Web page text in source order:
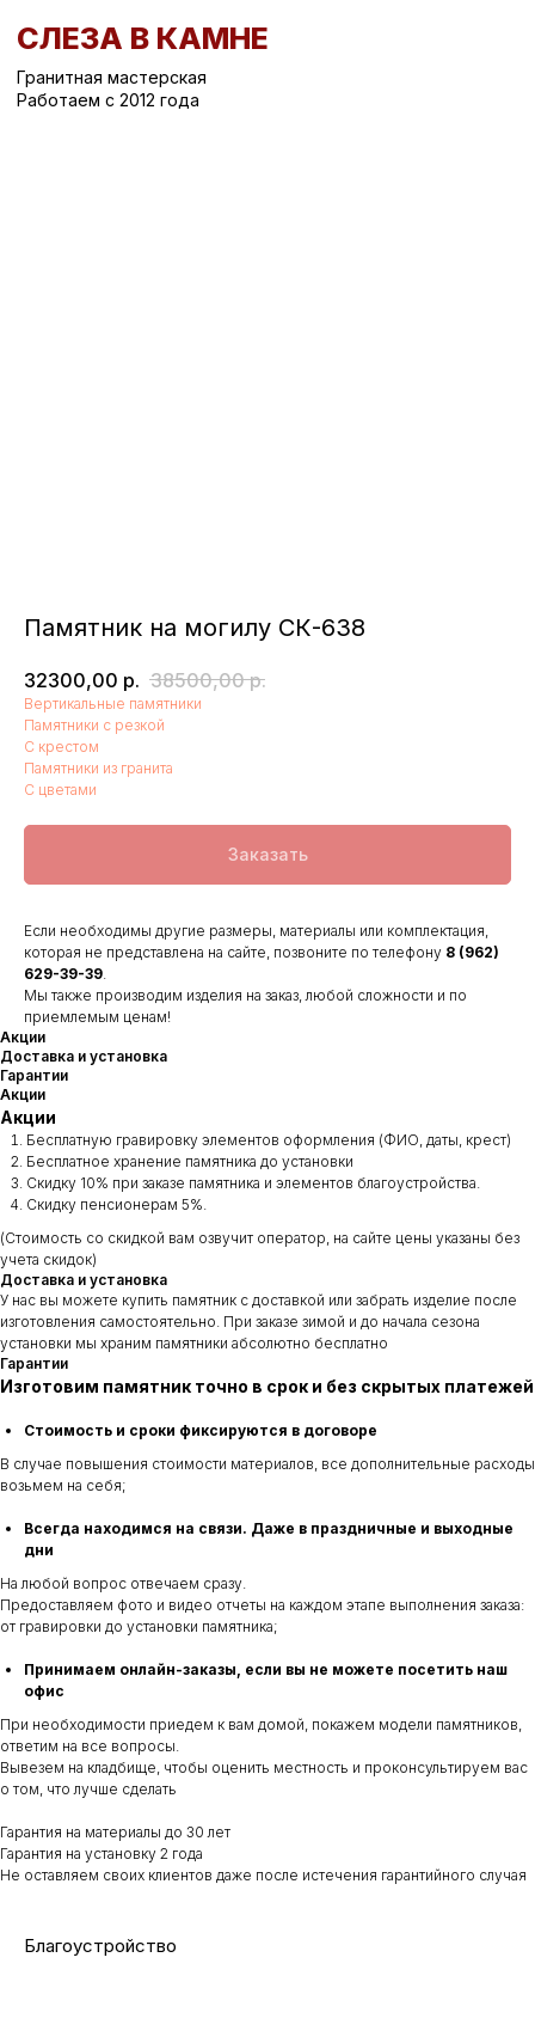
СЛЕЗА В КАМНЕ
Работаем с 2012 года
Вернуться назад / Вертикальные памятники на могилу
Памятник на могилу СК-638
Памятник на могилу СК-638
32300,00 р. 38500,00 р.
Вертикальные памятники
Памятники с резкой
С крестом
Памятники из гранита
С цветами
Заказать
Если необходимы другие размеры, материалы или комплектация,
которая не представлена на сайте, позвоните по телефону 8 (962)
629-39-39
Мы также производим изделия на заказ, любой сложности и по
приемлемым ценам!
Акции
Доставка и установка
Гарантии
Акции
Акции
Бесплатную гравировку элементов оформления (ФИО, даты, крест)
Бесплатное хранение памятника до установки
Скидку 10% при заказе памятника и элементов благоустройства.
Скидку пенсионерам 5%.
(Стоимость со скидкой вам озвучит оператор, на сайте цены указаны без
учета скидок)
Доставка и установка
У нас вы можете купить памятник с доставкой или забрать изделие после
изготовления самостоятельно. При заказе зимой и до начала сезона
установки мы храним памятники абсолютно бесплатно
Гарантии
Изготовим памятник точно в срок и без скрытых платежей
Стоимость и сроки фиксируются в договоре
В случае повышения стоимости материалов, все дополнительные расходы
возьмем на себя;
Всегда находимся на связи. Даже в праздничные и выходные
дни
На любой вопрос отвечаем сразу.
Предоставляем фото и видео отчеты на каждом этапе выполнения заказа:
от гравировки до установки памятника;
Принимаем онлайн-заказы, если вы не можете посетить наш
офис
При необходимости приедем к вам домой, покажем модели памятников,
ответим на все вопросы.
Вывезем на кладбище, чтобы оценить местность и проконсультируем вас
о том, что лучше сделать
Гарантия на материалы до 30 лет
Гарантия на установку 2 года
Не оставляем своих клиентов даже после истечения гарантийного случая
Благоустройство